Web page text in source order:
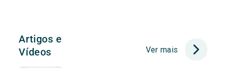
Artigos e
Vídeos
Ver mais